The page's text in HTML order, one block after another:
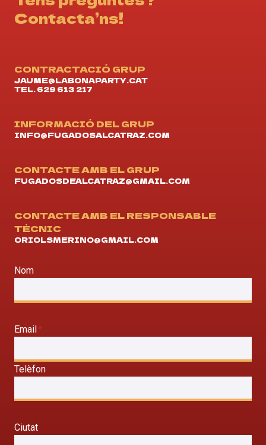
Contacta’ns!
CONTRACTACIÓ GRUP
JAUME@LABONAPARTY.CAT
TEL. 629 613 217
INFORMACIÓ DEL GRUP
INFO@FUGADOSALCATRAZ.COM
CONTACTE AMB EL GRUP
FUGADOSDEALCATRAZ@GMAIL.COM
CONTACTE AMB EL RESPONSABLE
TÈCNIC
ORIOLSMERINO@GMAIL.COM
Nom
Email *
Telèfon
Ciutat